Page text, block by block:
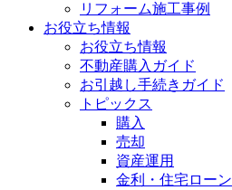
リフォーム施工事例
お役立ち情報
お役立ち情報
不動産購入ガイド
お引越し手続きガイド
トピックス
購入
売却
資産運用
金利・住宅ローン